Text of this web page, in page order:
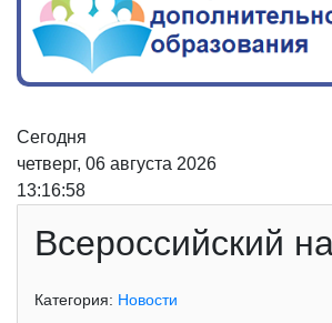
Сегодня
четверг, 06 августа 2026
13:16:59
Всероссийский
Категория: Новости